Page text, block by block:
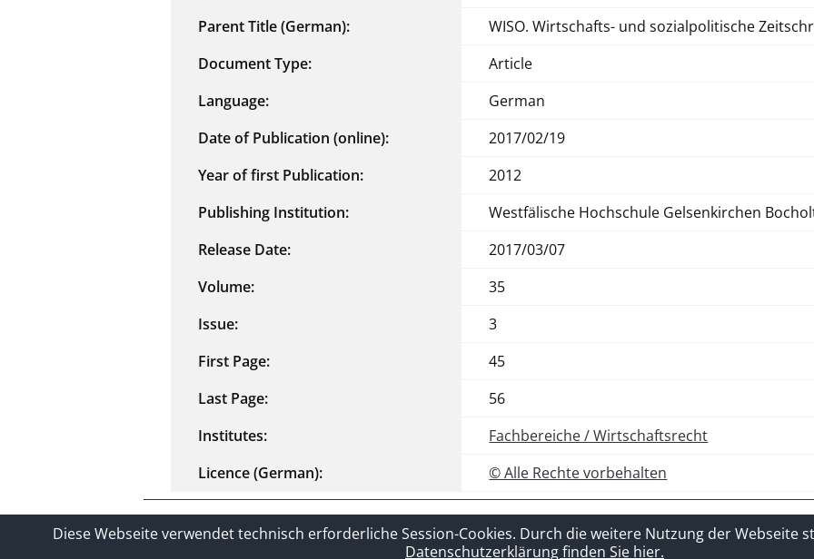
Parent Title (German):
WISO. Wirtschafts- und sozialpolitische
Document Type:
Article
Language:
German
Date of Publication (online):
2017/02/19
Year of first Publication:
2012
Publishing Institution:
Westfälische Hochschule Gelsenkirchen
Release Date:
2017/03/07
Volume:
35
Issue:
3
First Page:
45
Last Page:
56
Institutes:
Fachbereiche / Wirtschaftsrecht
Licence (German):
© Alle Rechte vorbehalten
Contact Privacy Policy Imprint Sitelinks
Diese Webseite verwendet technisch erforderliche Session-Cookies. Durch die weitere Nutzung der Webseite
Datenschutzerklärung finden Sie hier.